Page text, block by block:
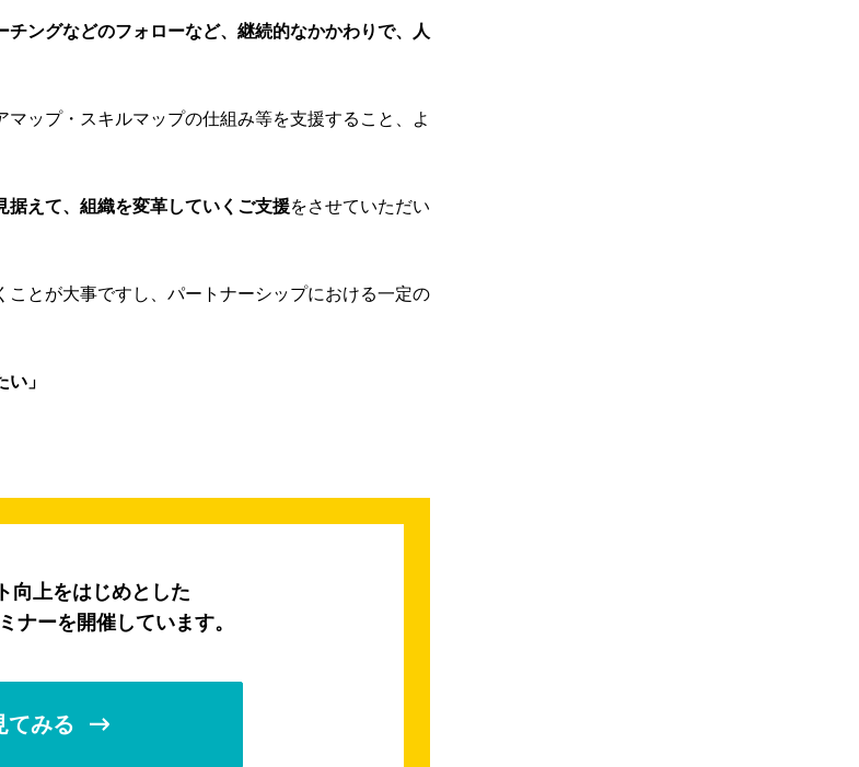
ングなどのフォローなど、継続的なかかわりで、人
ップ・スキルマップの仕組み等を支援すること、よ
据えて、組織を変革していくご支援をさせていただい
とが大事ですし、パートナーシップにおける一定の
」
向上をはじめとした
ナーを開催しています。
てみる